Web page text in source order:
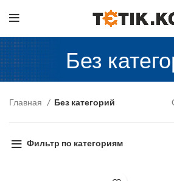
Без
Главная Без категорий
Фильтр по категориям